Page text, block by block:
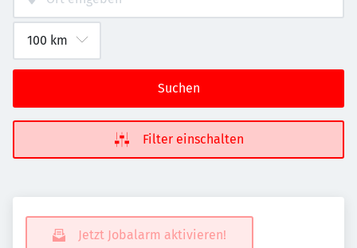
Suchen
Filter einschalten
Jetzt Jobalarm aktivieren!